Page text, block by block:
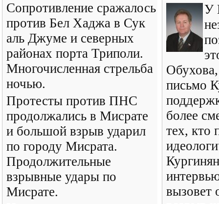
Сопротивление сражалось
против Бел Хаджа в Сук
аль Джуме и северных
районах порта Триполи.
Многочисленная стрельба
ночью.
Протесты против ПНС
продолжались в Мисрате
и большой взрыв ударил
по городу Мисрата.
Продолжительные
взрывные удары по
Мисрате.
У
письмо
более
тех, кто
вызовет